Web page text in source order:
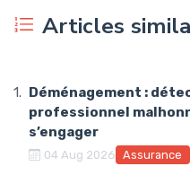
Articles
Déménagement :
professionnel
s’engager
04 Aug 2026 Assurance